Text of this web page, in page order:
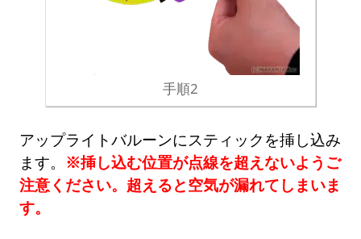
手順2
アップライトバルーンにスティックを挿し込み
ます。 ※挿し込む位置が点線を超えないようご
注意ください。超えると空気が漏れてしまいま
す。